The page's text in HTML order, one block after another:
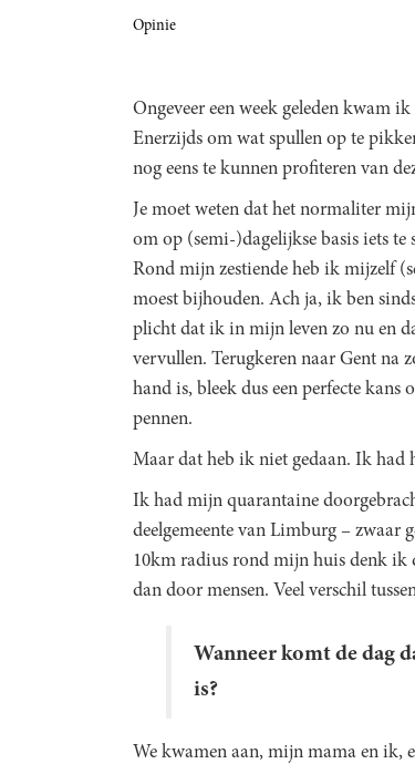
Opinie
Ongeveer een week geleden kwam
Enerzijds om wat spullen op te
nog eens te kunnen profiteren van
Je moet weten dat het normaliter
om op (semi-)dagelijkse basis iets te
Rond mijn zestiende heb ik mijzelf
moest bijhouden. Ach ja, ik ben
plicht dat ik in mijn leven zo nu en
vervullen. Terugkeren naar Gent na
hand is, bleek dus een perfecte kans
pennen.
Maar dat heb ik niet gedaan. Ik had
Ik had mijn quarantaine
deelgemeente van Limburg –
10km radius rond mijn huis denk ik
dan door mensen. Veel verschil
Wanneer komt de dag
is?
We kwamen aan, mijn mama en ik,